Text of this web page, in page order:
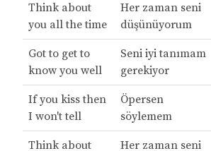
Think about
you all the time
Her zaman seni
düşünüyorum
Got to get to
know you well
Seni iyi tanımam
gerekiyor
If you kiss then
I won't tell
Öpersen
söylemem
Think about
Her zaman seni